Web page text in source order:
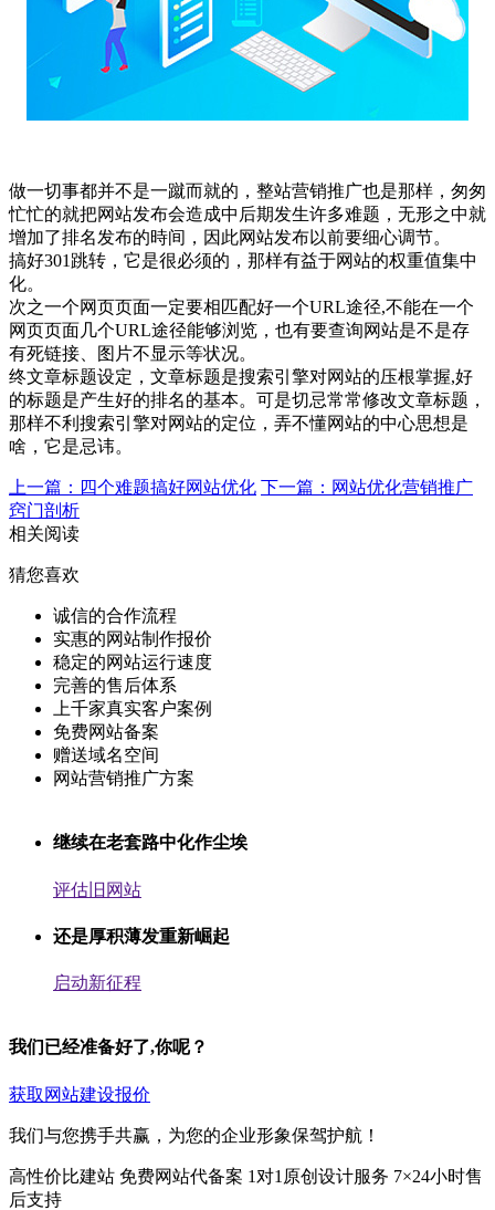
做一切事都并不是一蹴而就的，整站营销推广也是那样，匆匆
忙忙的就把网站发布会造成中后期发生许多难题，无形之中就
增加了排名发布的時间，因此网站发布以前要细心调节。
搞好301跳转，它是很必须的，那样有益于网站的权重值集中
化。
次之一个网页页面一定要相匹配好一个URL途径,不能在一个
网页页面几个URL途径能够浏览，也有要查询网站是不是存
有死链接、图片不显示等状况。
终文章标题设定，文章标题是搜索引擎对网站的压根掌握,好
的标题是产生好的排名的基本。可是切忌常常修改文章标题，
那样不利搜索引擎对网站的定位，弄不懂网站的中心思想是
啥，它是忌讳。
上一篇：四个难题搞好网站优化 下一篇：网站优化营销推广
窍门剖析
相关阅读
猜您喜欢
诚信的合作流程
实惠的网站制作报价
稳定的网站运行速度
完善的售后体系
上千家真实客户案例
免费网站备案
赠送域名空间
网站营销推广方案
继续在老套路中化作尘埃
评估旧网站
还是厚积薄发重新崛起
启动新征程
我们已经准备好了,你呢？
获取网站建设报价
我们与您携手共赢，为您的企业形象保驾护航！
高性价比建站 免费网站代备案 1对1原创设计服务 7×24小时售
后支持